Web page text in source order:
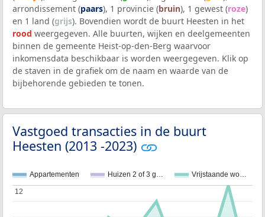
arrondissement (paars), 1 provincie (bruin), 1 gewest (roze)
en 1 land (grijs). Bovendien wordt de buurt Heesten in het
rood weergegeven. Alle buurten, wijken en deelgemeenten
binnen de gemeente Heist-op-den-Berg waarvoor
inkomensdata beschikbaar is worden weergegeven. Klik op
de staven in de grafiek om de naam en waarde van de
bijbehorende gebieden te tonen.
Vastgoed transacties in de buurt
Heesten (2013 -2023)
Appartementen Huizen 2 of 3 g… Vrijstaande wo…
12
12